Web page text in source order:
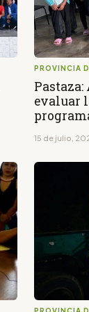
PROVINCIA
evaluar
15 de julio,